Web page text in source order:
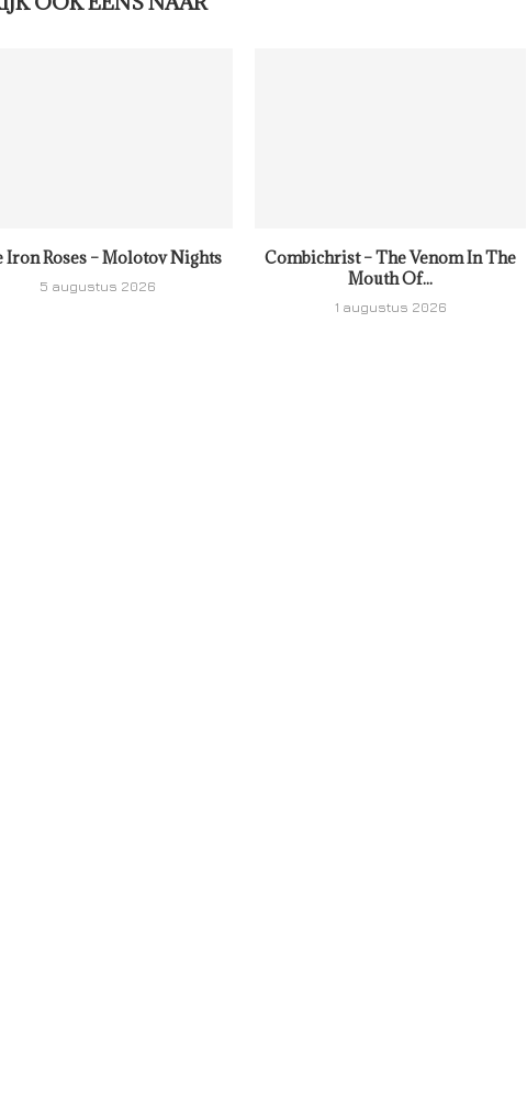
Iron Roses – Molotov Nights
5 augustus 2026
Combichrist – The Venom In The
Mouth Of...
1 augustus 2026